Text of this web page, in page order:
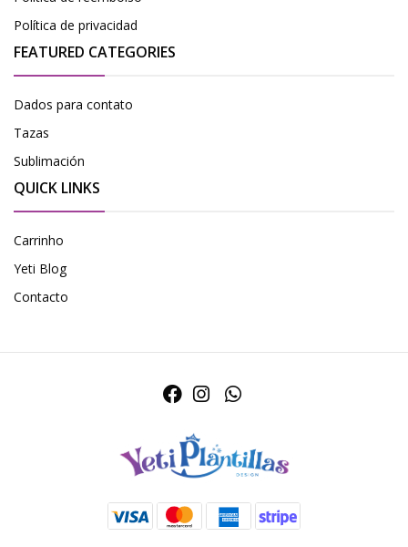
Política de privacidad
FEATURED CATEGORIES
Dados para contato
Tazas
Sublimación
QUICK LINKS
Carrinho
Yeti Blog
Contacto